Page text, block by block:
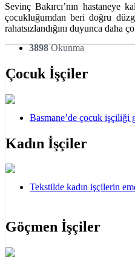
Sevinç Bakırcı’nın hastaneye
çocukluğumdan beri doğru
rahatsızlandığını duyunca daha
3898Okunma
Çocuk İşçiler
Basmane’de çocuk işçiliği
Kadın İşçiler
Tekstilde kadın işçilerin
Göçmen İşçiler